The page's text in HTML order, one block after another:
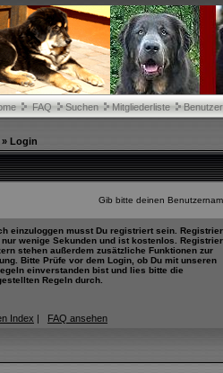
FAQ Suchen Mitgliederliste
» Login
Gib bitte deinen
einzuloggen musst Du registriert sein.
nur wenige Sekunden und ist kostenlos.
stehen außerdem zusätzliche Funktionen zur
Bitte Prüfe vor dem Login, ob Du mit unseren
einverstanden bist und lies bitte die
Regeln durch.
Index | FAQ ansehen